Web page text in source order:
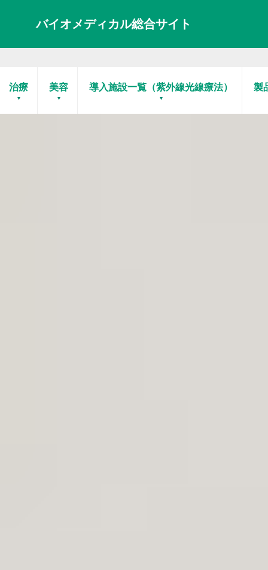
バイオメディカル総合サイト
治療 美容 導入施設一覧（紫外線光線療法） 製